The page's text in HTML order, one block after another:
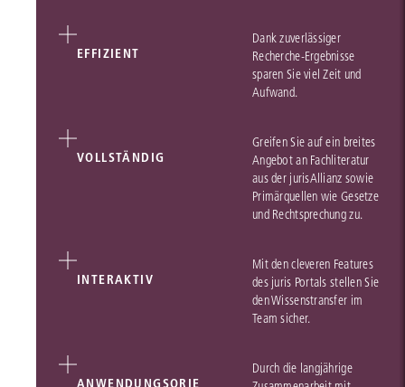
EFFIZIENT
Dank zuverlässiger
Recherche-Ergebnisse
sparen Sie viel Zeit und
Aufwand.
VOLLSTÄNDIG
Greifen Sie auf ein breites
Angebot an Fachliteratur
aus der jurisAllianz sowie
Primärquellen wie Gesetze
und Rechtsprechung zu.
INTERAKTIV
Mit den cleveren Features
des juris Portals stellen Sie
den Wissenstransfer im
Team sicher.
ANWENDUNGSORIE
Durch die langjährige